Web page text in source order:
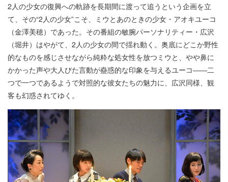
2人の少女の復興への軌跡を長期間に渡って追うという企画を立
て、その“2人の少女”こそ、ミウとあのときの少女・アオキユーコ
（金澤美穂）であった。その番組の敏腕パーソナリティー・広沢
（堀井）はやがて、2人の少女の間で揺れ動く。奥底にどこか野性
的なものを感じさせながら純粋な処女性を放つミウと、やや鼻に
かかった声や大人びた言動が蠱惑的な印象を与えるユーコ――二
つで一つであるようで対照的な彼女たちの魅力に、広沢同様、観
客も幻惑されてゆく。